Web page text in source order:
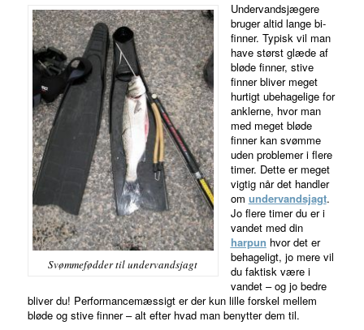
Svømmefødder til undervandsjagt
Undervandsjægere
bruger altid lange bi-
finner. Typisk vil man
have størst glæde af
bløde finner, stive
finner bliver meget
hurtigt ubehagelige for
anklerne, hvor man
med meget bløde
finner kan svømme
uden problemer i flere
timer. Dette er meget
vigtig når det handler
om undervandsjagt.
Jo flere timer du er i
vandet med din
harpun hvor det er
behageligt, jo mere vil
du faktisk være i
vandet – og jo bedre
bliver du! Performancemæssigt er der kun lille forskel mellem
bløde og stive finner – alt efter hvad man benytter dem til.